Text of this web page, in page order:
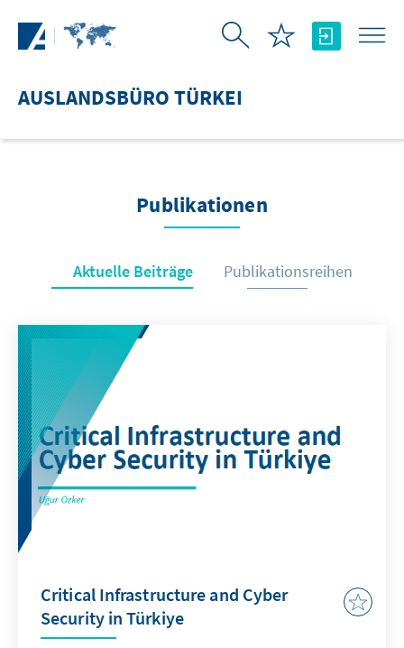
AUSLANDSBÜRO TÜRKEI
Publikationen
Aktuelle Beiträge Publikationsreihen
Critical Infrastructure and Cyber
Security in Türkiye